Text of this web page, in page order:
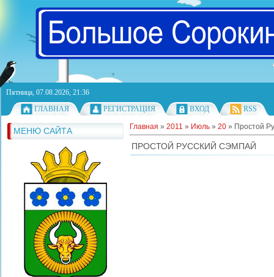
Пятница, 07.08.2026, 21:36
ГЛАВНАЯ
РЕГИСТРАЦИЯ ВХОД RSS
МЕНЮ САЙТА Главная » 2011 » Июль » 20 » Простой
ПРОСТОЙ РУССКИЙ СЭМПАЙ